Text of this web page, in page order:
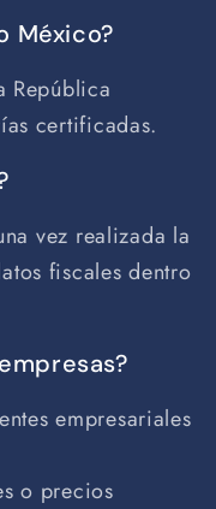
México?
República
certificadas.
vez realizada la
fiscales dentro
empresariales
o precios